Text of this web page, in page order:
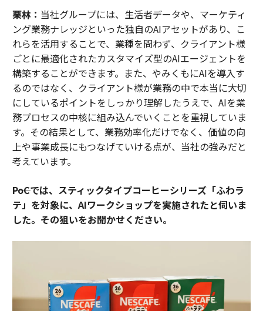
栗林： 当社グループには、生活者データや、マーケティ
ング業務ナレッジといった独自のAIアセットがあり、こ
れらを活用することで、業種を問わず、クライアント様
ごとに最適化されたカスタマイズ型のAIエージェントを
構築することができます。また、やみくもにAIを導入す
るのではなく、クライアント様が業務の中で本当に大切
にしているポイントをしっかり理解したうえで、AIを業
務プロセスの中核に組み込んでいくことを重視していま
す。その結果として、業務効率化だけでなく、価値の向
上や事業成長にもつなげていける点が、当社の強みだと
考えています。
――PoCでは、スティックタイプコーヒーシリーズ「ふわラ
テ」を対象に、AIワークショップを実施されたと伺いま
した。その狙いをお聞かせください。